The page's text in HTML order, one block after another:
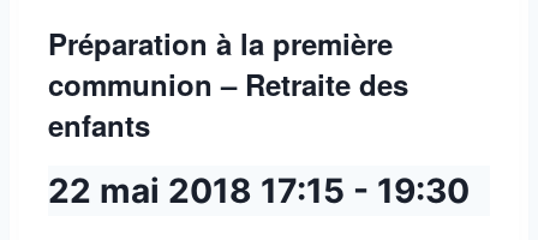
Préparation à la première
communion – Retraite des
enfants
22 mai 2018 17:15 - 19:30